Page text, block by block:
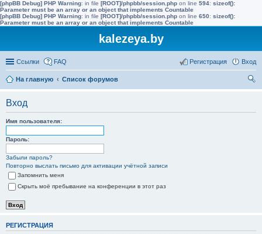
[phpBB Debug] PHP Warning: in file [ROOT]/phpbb/session.php on line 594: sizeof():
Parameter must be an array or an object that implements Countable
[phpBB Debug] PHP Warning: in file [ROOT]/phpbb/session.php on line 650: sizeof():
Parameter must be an array or an object that implements Countable
kalezeya.by
Ссылки FAQ Вход
Регистрация
На главную
Список форумов
Вход
Имя пользователя:
Пароль:
Забыли пароль?
Повторно выслать письмо для активации учётной записи
Запомнить меня
Скрыть моё пребывание на конференции в этот раз
РЕГИСТРАЦИЯ